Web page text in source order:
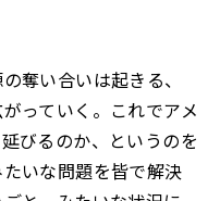
奪い合いは起きる、
っていく。これでアメ
びるのか、というのを
いな問題を皆で解決